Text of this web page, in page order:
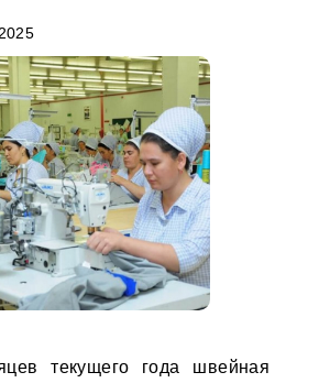
текущего года швейная